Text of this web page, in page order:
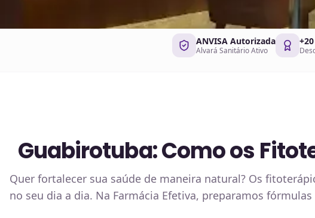
ANVISA Autorizada
Alvará Sanitário Ativo
Guabirotuba: Como os
Quer fortalecer sua saúde de maneira natural? Os
no seu dia a dia. Na Farmácia Efetiva, preparamos